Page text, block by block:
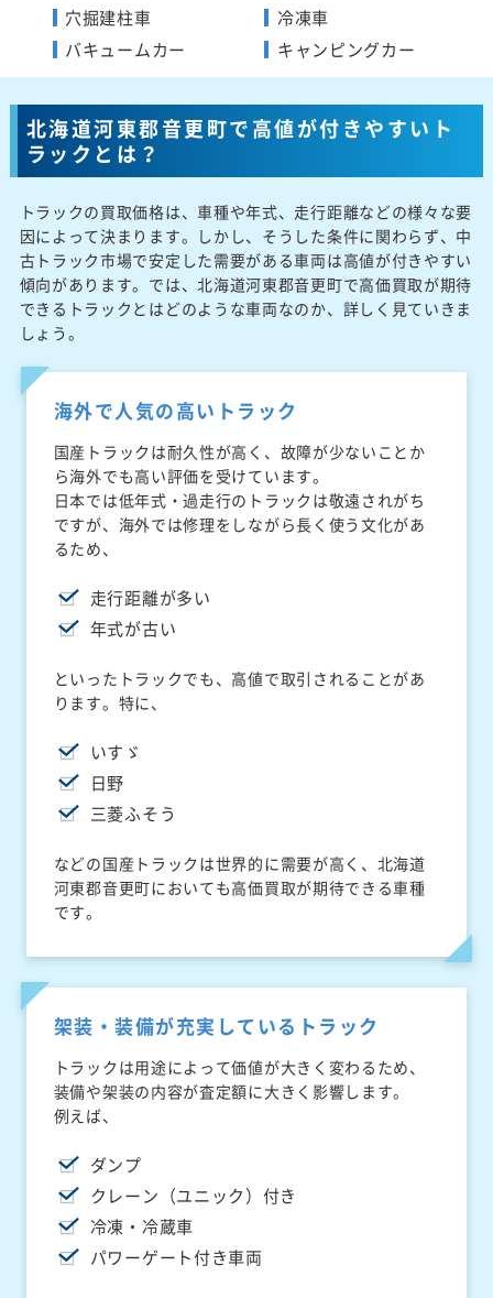
穴掘建柱車
バキュームカー
冷凍車
キャンピングカー
北海道河東郡音更町で高値が付きやすいト
ラックとは？
トラックの買取価格は、車種や年式、走行距離などの様々な要
因によって決まります。しかし、そうした条件に関わらず、中
古トラック市場で安定した需要がある車両は高値が付きやすい
傾向があります。では、北海道河東郡音更町で高価買取が期待
できるトラックとはどのような車両なのか、詳しく見ていきま
しょう。
海外で人気の高いトラック
国産トラックは耐久性が高く、故障が少ないことか
ら海外でも高い評価を受けています。
日本では低年式・過走行のトラックは敬遠されがち
ですが、海外では修理をしながら長く使う文化があ
るため、
走行距離が多い
年式が古い
といったトラックでも、高値で取引されることがあ
ります。特に、
いすゞ
日野
三菱ふそう
などの国産トラックは世界的に需要が高く、北海道
河東郡音更町においても高価買取が期待できる車種
です。
架装・装備が充実しているトラック
トラックは用途によって価値が大きく変わるため、
装備や架装の内容が査定額に大きく影響します。
例えば、
ダンプ
クレーン（ユニック）付き
冷凍・冷蔵車
パワーゲート付き車両